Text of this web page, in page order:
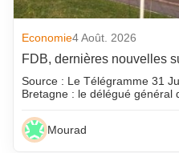
Economie4 Août. 2026
FDB, dernières nouvelles
Source : Le Télégramme 31
Bretagne : le délégué général
Mourad